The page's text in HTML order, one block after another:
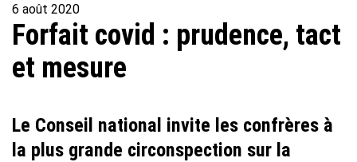
6 août 2020
Forfait covid : prudence, tact
et mesure
Le Conseil national invite les confrères à
la plus grande circonspection sur la